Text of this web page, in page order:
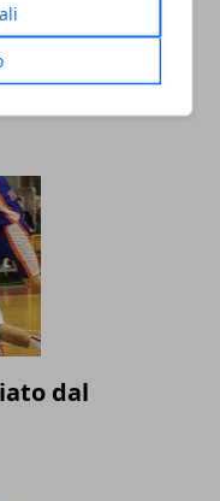
e Lituania
i Mondiali in
dal